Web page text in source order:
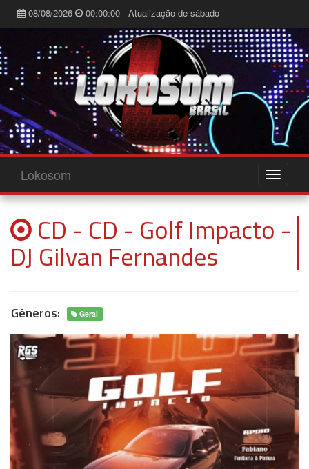
08/08/2026 00:00:00 - Atualização de sábado
Lokosom
CD - CD - Golf Impacto -
DJ Gilvan Fernandes
Gêneros: Geral